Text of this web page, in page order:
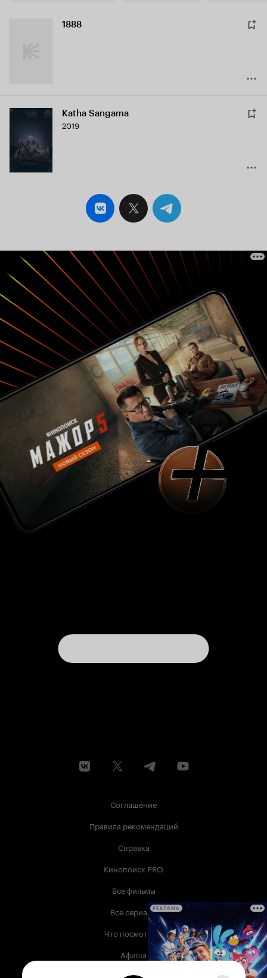
1888
Katha Sangama
2019
Соглашение
Правила рекомендаций
Справка
Кинопоиск PRO
Все фильмы
Все сериалы
Что посмотреть
Афиша
Музыка
РЕКЛАМА